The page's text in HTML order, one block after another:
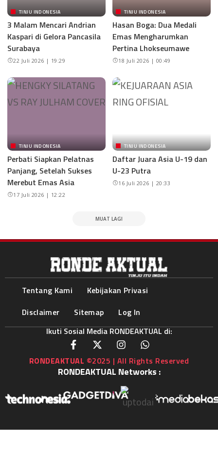
TINJU INDONESIA
3 Malam Mencari Andrian
Kaspari di Gelora Pancasila
Surabaya
22 Juli 2026 | 19:29
TINJU INDONESIA
Hasan Boga: Dua Medali
Emas Mengharumkan
Pertina Lhokseumawe
18 Juli 2026 | 00:49
TINJU INDONESIA
Perbati Siapkan Pelatnas
Panjang, Setelah Sukses
Merebut Emas Asia
17 Juli 2026 | 12:22
TINJU INDONESIA
Daftar Juara Asia U-19 dan
U-23 Putra
16 Juli 2026 | 20:33
MUAT LAGI
Tentang Kami
Kebijakan Privasi
Disclaimer
Sitemap
Log In
Ikuti Sosial Media RONDEAKTUAL di:
RONDEAKTUAL ©2025 | All Rights Reserved
RONDEAKTUAL Networks :